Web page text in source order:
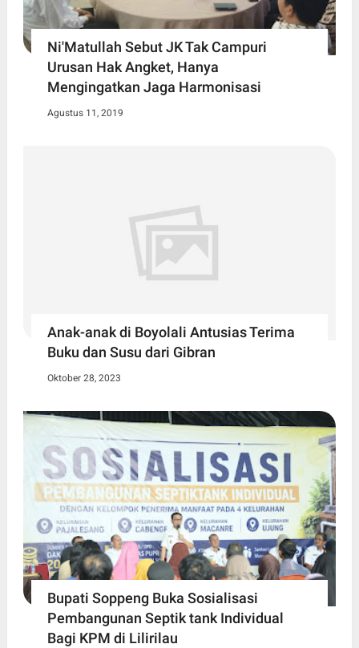
Ni'Matullah Sebut JK Tak Campuri
Urusan Hak Angket, Hanya
Mengingatkan Jaga Harmonisasi
Agustus 11, 2019
Anak-anak di Boyolali Antusias Terima
Buku dan Susu dari Gibran
Oktober 28, 2023
Bupati Soppeng Buka Sosialisasi
Pembangunan Septik tank Individual
Bagi KPM di Lilirilau